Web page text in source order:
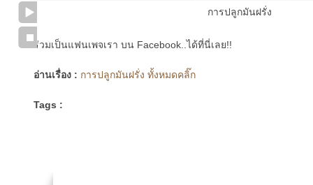
การปลูกมันฝรั่ง
ร่วมเป็นแฟนเพจเรา บน Facebook..ได้ที่นี่เลย!!
อ่านเรื่อง : การปลูกมันฝรั่ง ทั้งหมดคลิ๊ก
Tags :